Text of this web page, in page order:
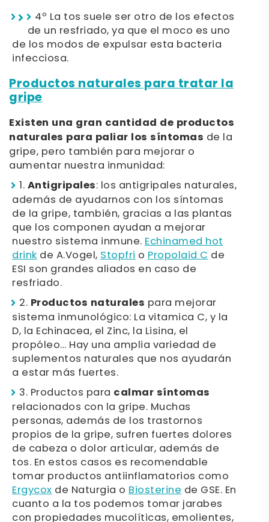
4º La tos suele ser otro de los efectos
de un resfriado, ya que el moco es uno
de los modos de expulsar esta bacteria
infecciosa.
Productos naturales para tratar la
gripe
Existen una gran cantidad de productos
naturales para paliar los síntomas de la
gripe, pero también para mejorar o
aumentar nuestra inmunidad:
1.Antigripales: los antigripales naturales,
además de ayudarnos con los síntomas
de la gripe, también, gracias a las plantas
que los componen ayudan a mejorar
nuestro sistema inmune.Echinamed hot
drinkde A.Vogel,Stopfrio Propolaid Cde
ESI son grandes aliados en caso de
resfriado.
2. Productos naturales para mejorar
sistema inmunológico: La vitamica C, y la
D, la Echinacea, el Zinc, la Lisina, el
propóleo… Hay una amplia variedad de
suplementos naturales que nos ayudarán
a estar más fuertes.
3. Productos para calmar síntomas
relacionados con la gripe. Muchas
personas, además de los trastornos
propios de la gripe, sufren fuertes dolores
de cabeza o dolor articular, además de
tos. En estos casos es recomendable
tomar productos antiinflamatorios como
Ergycoxde Naturgia o Biosterine de GSE. En
cuanto a la tos podemos tomar jarabes
con propiedades mucolíticas, emolientes,